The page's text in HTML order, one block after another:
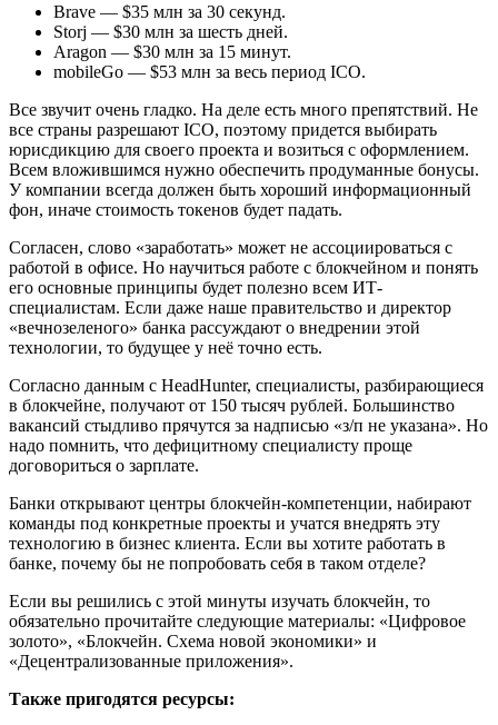
Brave — $35 млн за 30 секунд.
Storj — $30 млн за шесть дней.
Aragon — $30 млн за 15 минут.
mobileGo — $53 млн за весь период ICO.
Все звучит очень гладко. На деле есть много препятствий. Не
все страны разрешают ICO, поэтому придется выбирать
юрисдикцию для своего проекта и возиться с оформлением.
Всем вложившимся нужно обеспечить продуманные бонусы.
У компании всегда должен быть хороший информационный
фон, иначе стоимость токенов будет падать.
Согласен, слово «заработать» может не ассоциироваться с
работой в офисе. Но научиться работе с блокчейном и понять
его основные принципы будет полезно всем ИТ-
специалистам. Если даже наше правительство и директор
«вечнозеленого» банка рассуждают о внедрении этой
технологии, то будущее у неё точно есть.
Согласно данным с HeadHunter, специалисты, разбирающиеся
в блокчейне, получают от 150 тысяч рублей. Большинство
вакансий стыдливо прячутся за надписью «з/п не указана». Но
надо помнить, что дефицитному специалисту проще
договориться о зарплате.
Банки открывают центры блокчейн-компетенции, набирают
команды под конкретные проекты и учатся внедрять эту
технологию в бизнес клиента. Если вы хотите работать в
банке, почему бы не попробовать себя в таком отделе?
Если вы решились с этой минуты изучать блокчейн, то
обязательно прочитайте следующие материалы: «Цифровое
золото», «Блокчейн. Схема новой экономики» и
«Децентрализованные приложения».
Также пригодятся ресурсы: